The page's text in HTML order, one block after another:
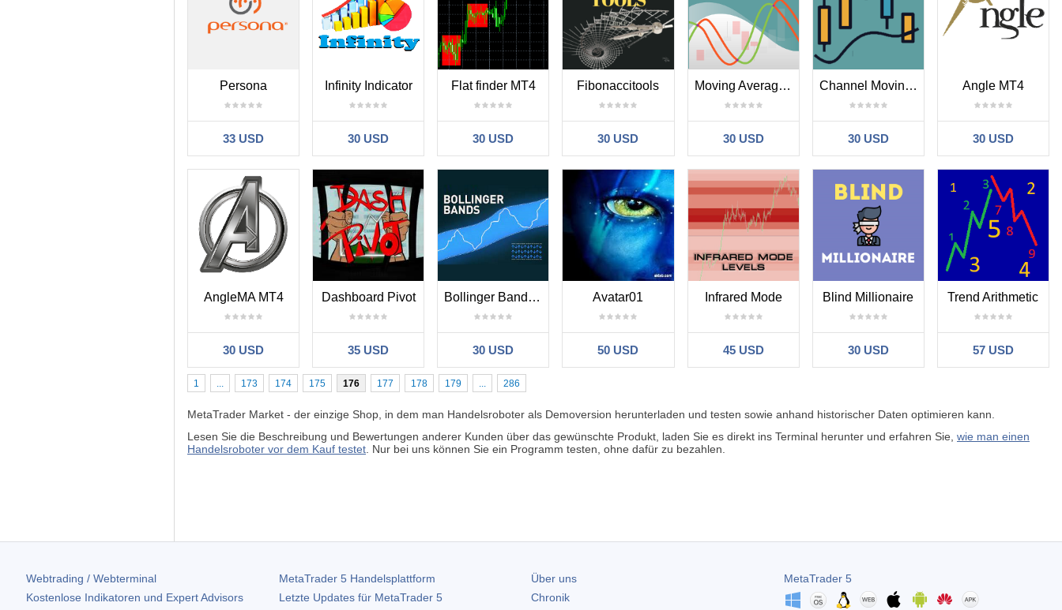
Persona
33 USD
Infinity Indicator
30 USD
Flat finder MT4
30 USD
Fibonaccitools
30 USD
Moving Average New MT4
30 USD
Channel Moving Average New MT4
30 USD
Angle MT4
30 USD
AngleMA MT4
30 USD
Dashboard Pivot
35 USD
Bollinger Bands MT4
30 USD
Avatar01
50 USD
Infrared Mode
45 USD
Blind Millionaire
30 USD
Trend Arithmetic
57 USD
1 ... 173 174 175 176 177 178 179 ... 286
MetaTrader Market - der einzige Shop, in dem man Handelsroboter als Demoversion herunterladen und testen sowie anhand historischer Daten optimieren kann.
Lesen Sie die Beschreibung und Bewertungen anderer Kunden über das gewünschte Produkt, laden Sie es direkt ins Terminal herunter und erfahren Sie, wie man einen
Handelsroboter vor dem Kauf testet . Nur bei uns können Sie ein Programm testen, ohne dafür zu bezahlen.
Webtrading / Webterminal
Kostenlose Indikatoren und Expert Advisors
MetaTrader 5Handelsplattform
Letzte Updates für MetaTrader 5
Über uns
Chronik
MetaTrader 5